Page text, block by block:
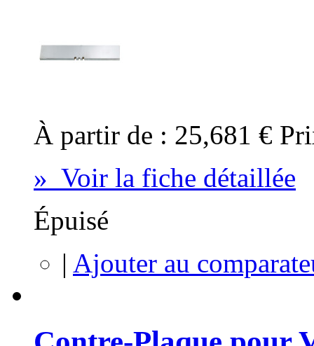
À partir de : 25,681 €
» Voir la fiche détaillée
Épuisé
| Ajouter au